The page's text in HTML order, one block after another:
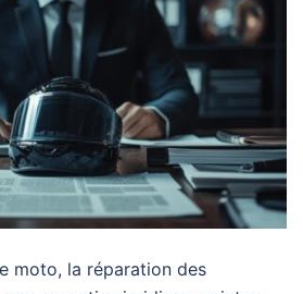
moto, la réparation des